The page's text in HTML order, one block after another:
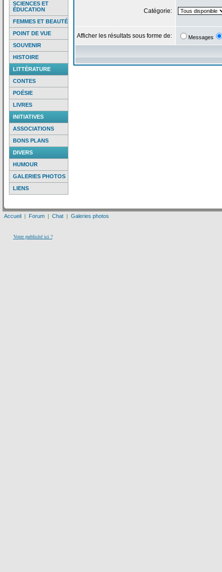
SCIENCES ET
ÉDUCATION
FEMMES ET BEAUTÉ
POINT DE VUE
SOUVENIR
HISTOIRE
LITTÉRATURE
CONTES
POÉSIE
LIVRES
INITIATIVES
ASSOCIATIONS
BONS PLANS
DIVERS
HUMOUR
GALERIES PHOTOS
LIENS
Catégorie:
Afficher les résultats sous forme de: Messages
Accueil | Forum | Chat | Galeries photos
Votre publicité ici ?